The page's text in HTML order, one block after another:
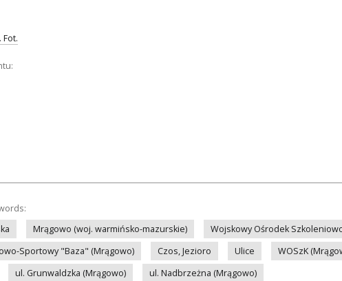
Fot.
Mrągowo (woj. warmińsko-mazurskie)
Wojskowy Ośrodek
Sportowy "Baza" (Mrągowo)
Czos, Jezioro Ulice WOSzK
ul. Grunwaldzka (Mrągowo) ul. Nadbrzeżna (Mrągowo)